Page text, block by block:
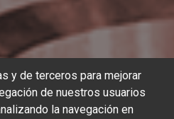
y de terceros para mejorar
de nuestros usuarios
la navegación en